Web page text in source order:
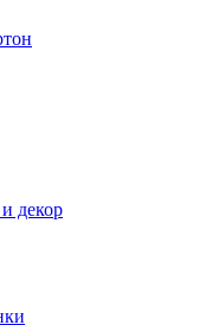
декор